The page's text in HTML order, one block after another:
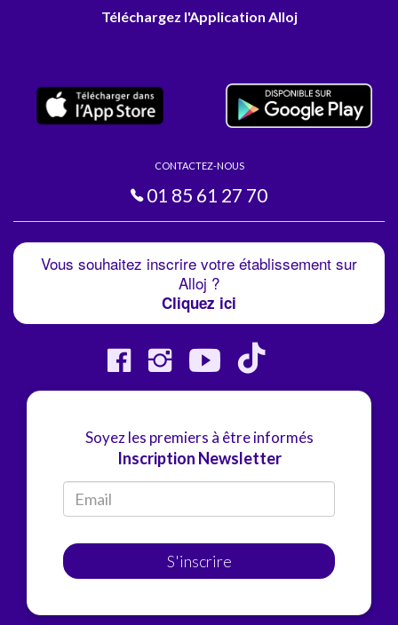
Téléchargez l'Application Alloj
CONTACTEZ-NOUS
01 85 61 27 70
Vous souhaitez inscrire votre établissement sur
Alloj ?
Cliquez ici
Soyez les premiers à être informés
Inscription Newsletter
S'inscrire